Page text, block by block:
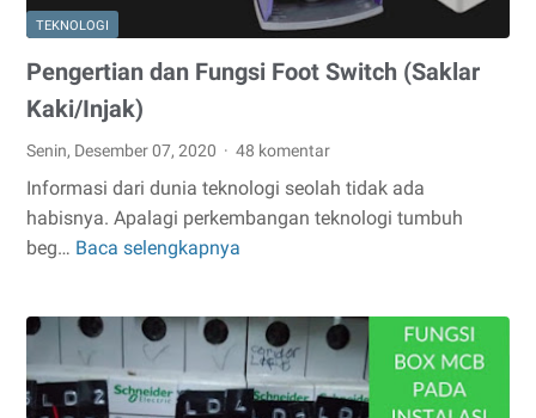
TEKNOLOGI
Pengertian dan Fungsi Foot Switch (Saklar
Kaki/Injak)
Senin, Desember 07, 2020 48 komentar
Informasi dari dunia teknologi seolah tidak ada
habisnya. Apalagi perkembangan teknologi tumbuh
beg… Baca selengkapnya
Fungsi
Foot
Switch
(Saklar